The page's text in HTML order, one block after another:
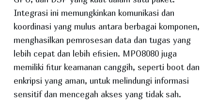
Integrasi ini memungkinkan komunikasi dan
koordinasi yang mulus antara berbagai komponen,
menghasilkan pemrosesan data dan tugas yang
lebih cepat dan lebih efisien. MPO8080 juga
memiliki fitur keamanan canggih, seperti boot dan
enkripsi yang aman, untuk melindungi informasi
sensitif dan mencegah akses yang tidak sah.